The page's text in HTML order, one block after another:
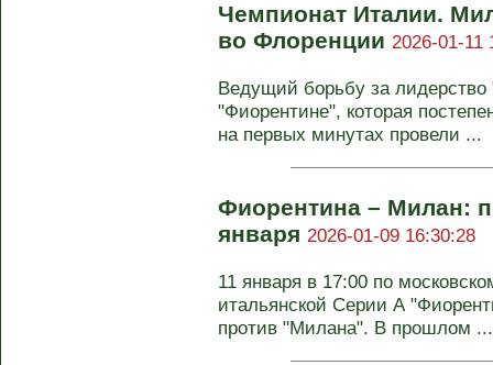
Чемпионат Италии.
во Флоренции 2026-01-11
Ведущий борьбу за лидерство
"Фиорентине", которая
на первых минутах провели ...
Фиорентина – Милан:
января 2026-01-09 16:30:28
11 января в 17:00 по
итальянской Серии А
против "Милана". В прошлом ...